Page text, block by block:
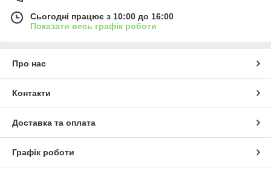
Сьогодні працює з 10:00 до 16:00
Показати весь графік роботи
Про нас
Контакти
Доставка та оплата
Графік роботи